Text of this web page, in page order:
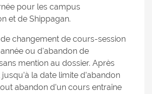
pour les campus
et de Shippagan.
changement de cours-session
ou d'abandon de
mention au dossier. Après
la date limite d’abandon
abandon d’un cours entraîne